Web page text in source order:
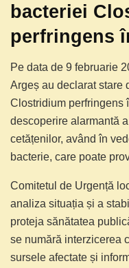
bacteriei
perfringens
Pe data de 9 februarie
Argeș au declarat stare
Clostridium perfringens
descoperire alarmantă
cetățenilor, având în
bacterie, care poate
Comitetul de Urgență
analiza situația și a
proteja sănătatea
se numără interzicerea
sursele afectate și